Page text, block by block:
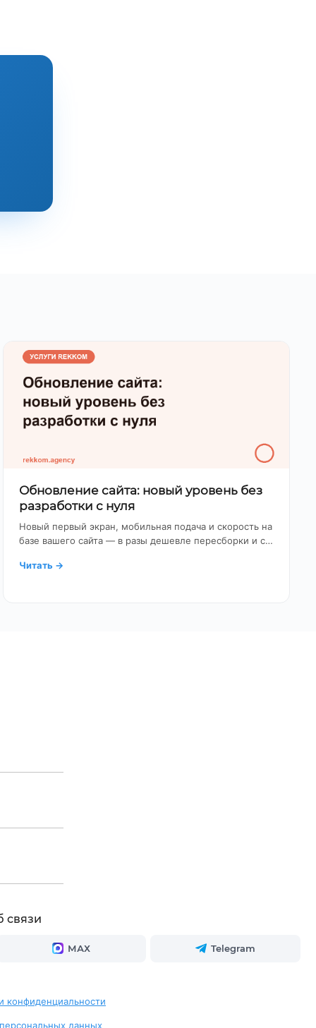
Обновление сайта: новый уровень без
разработки с нуля
Новый первый экран, мобильная подача и скорость на
базе вашего сайта — в разы дешевле пересборки и с…
Читать →
связи
МАХ Telegram
конфиденциальности
данных